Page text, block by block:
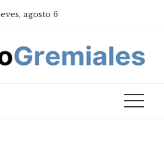
agosto 6